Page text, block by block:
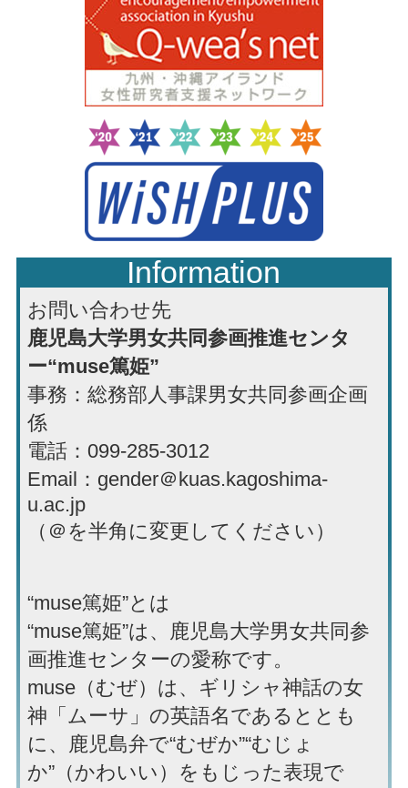
Information
お問い合わせ先
鹿児島大学男女共同参画推進センタ
ー“muse篤姫”
事務：総務部人事課男女共同参画企画
係
電話：099-285-3012
Email：gender＠kuas.kagoshima-
u.ac.jp
（＠を半角に変更してください）
“muse篤姫”とは
“muse篤姫”は、鹿児島大学男女共同参
画推進センターの愛称です。
muse（むぜ）は、ギリシャ神話の女
神「ムーサ」の英語名であるととも
に、鹿児島弁で“むぜか”“むじょ
か”（かわいい）をもじった表現で